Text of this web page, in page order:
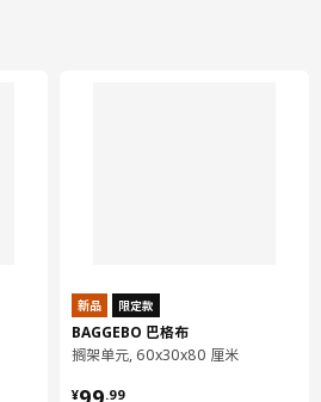
新品 限定款
BAGGEBO 巴格布
搁架单元, 60x30x80 厘米
¥ .99
¥ 99.99